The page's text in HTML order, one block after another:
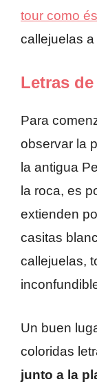
tour como
callejuelas a
Letras
Para
observar la
la antigua
la roca, es
extienden
casitas
callejuelas,
Un buen
coloridas
junto a la